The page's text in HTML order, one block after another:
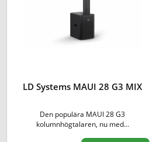
LD Systems MAUI 28 G3 MIX
Den populära MAUI 28 G3
kolumnhögtalaren, nu med...